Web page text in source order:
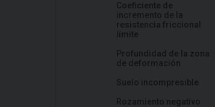
Coeficiente de
incremento de la
resistencia friccional
límite
Profundidad de la zona
de deformación
Suelo incompresible
Rozamiento negativo